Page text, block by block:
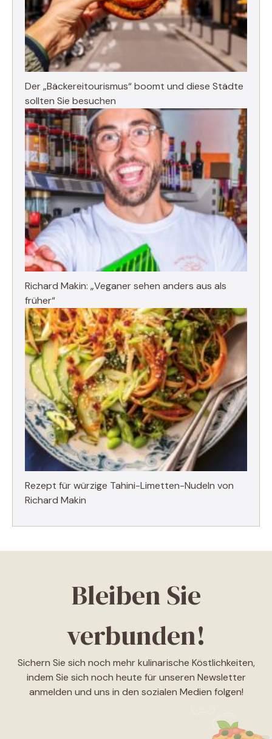
Der „Bäckereitourismus“ boomt und diese Städte
sollten Sie besuchen
Richard Makin: „Veganer sehen anders aus als
früher“
Rezept für würzige Tahini-Limetten-Nudeln von
Richard Makin
Bleiben Sie
verbunden!
Sichern Sie sich noch mehr kulinarische Köstlichkeiten,
indem Sie sich noch heute für unseren Newsletter
anmelden und uns in den sozialen Medien folgen!